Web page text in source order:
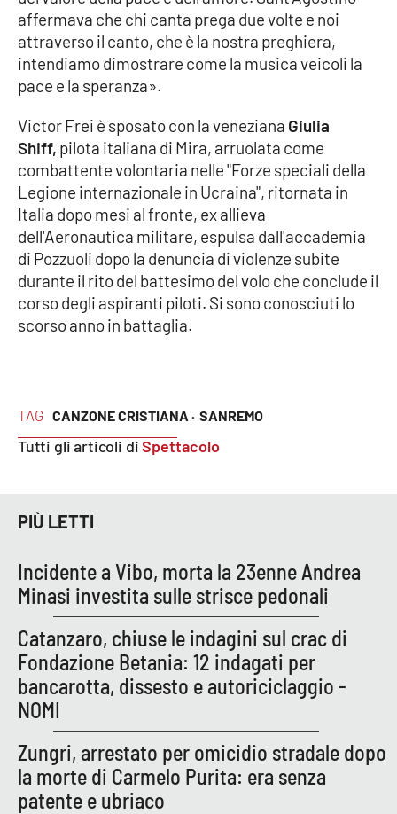
Catanzaro
Crotone
Vibo Valentia
Reggio Calabria
Cosenza
Lamezia Terme
PROGETTI
LA
CALABRIAVISIONE
Eventi
Food
LAC
NETWORK
Lacplay.it
Lactv.it
TAG CANZONE CRISTIANA · SANREMO
Tutti gli articoli diSpettacolo
affermava che chi canta prega due volte e noi
attraverso il canto, che è la nostra preghiera,
intendiamo dimostrare come la musica veicoli la
pace e la speranza».
Victor Frei è sposato con la veneziana Giulia
Shiff, pilota italiana di Mira, arruolata come
combattente volontaria nelle "Forze speciali della
Legione internazionale in Ucraina", ritornata in
Italia dopo mesi al fronte, ex allieva
dell'Aeronautica militare, espulsa dall'accademia
di Pozzuoli dopo la denuncia di violenze subite
durante il rito del battesimo del volo che conclude il
corso degli aspiranti piloti. Si sono conosciuti lo
scorso anno in battaglia.
PIÙ LETTI
Incidente a Vibo, morta la 23enne Andrea
Minasi investita sulle strisce pedonali
Catanzaro, chiuse le indagini sul crac di
Fondazione Betania: 12 indagati per
bancarotta, dissesto e autoriciclaggio -
NOMI
Zungri, arrestato per omicidio stradale dopo
la morte di Carmelo Purita: era senza
patente e ubriaco